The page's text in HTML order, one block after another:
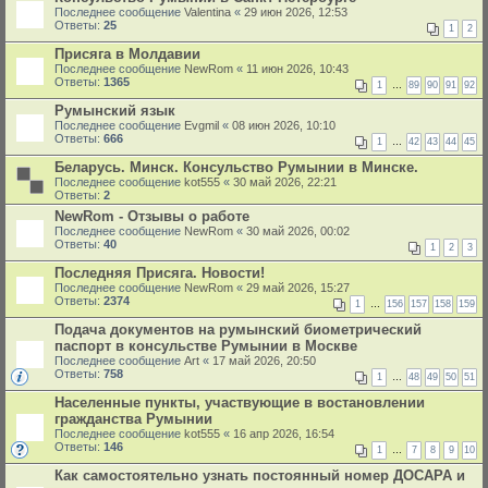
Последнее сообщение Valentina « 29 июн 2026, 12:53
Ответы: 25 1 2
Присяга в Молдавии
Последнее сообщение NewRom « 11 июн 2026, 10:43
Ответы: 1365 1 … 89 90 91 92
Румынский язык
Последнее сообщение Evgmil « 08 июн 2026, 10:10
Ответы: 666 1 … 42 43 44 45
Беларусь. Минск. Консульство Румынии в Минске.
Последнее сообщение kot555 « 30 май 2026, 22:21
Ответы: 2
NewRom - Отзывы о работе
Последнее сообщение NewRom « 30 май 2026, 00:02
Ответы: 40 1 2 3
Последняя Присяга. Новости!
Последнее сообщение NewRom « 29 май 2026, 15:27
Ответы: 2374 1 … 156 157 158 159
Подача документов на румынский биометрический
паспорт в консульстве Румынии в Москве
Последнее сообщение Art « 17 май 2026, 20:50
Ответы: 758 1 … 48 49 50 51
Населенные пункты, участвующие в востановлении
гражданства Румынии
Последнее сообщение kot555 « 16 апр 2026, 16:54
Ответы: 146 1 … 7 8 9 10
Как самостоятельно узнать постоянный номер ДОСАРА и